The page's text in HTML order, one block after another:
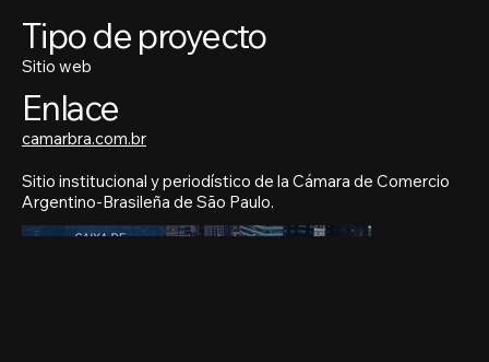
Tipo de proyecto
Sitio web
Enlace
camarbra.com.br
Sitio institucional y periodístico de la Cámara de Comercio
Argentino-Brasileña de São Paulo.